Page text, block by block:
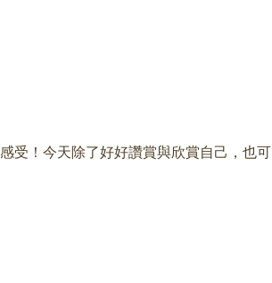
受！今天除了好好讚賞與欣賞自己，也可